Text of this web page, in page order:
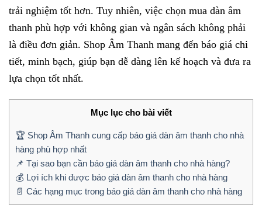
trải nghiệm tốt hơn. Tuy nhiên, việc chọn mua dàn âm
thanh phù hợp với không gian và ngân sách không phải
là điều đơn giản. Shop Âm Thanh mang đến báo giá chi
tiết, minh bạch, giúp bạn dễ dàng lên kế hoạch và đưa ra
lựa chọn tốt nhất.
Mục lục cho bài viết
🏆 Shop Âm Thanh cung cấp báo giá dàn âm thanh cho nhà
hàng phù hợp nhất
📌 Tại sao bạn cần báo giá dàn âm thanh cho nhà hàng?
💰 Lợi ích khi được báo giá dàn âm thanh cho nhà hàng
📄 Các hạng mục trong báo giá dàn âm thanh cho nhà hàng